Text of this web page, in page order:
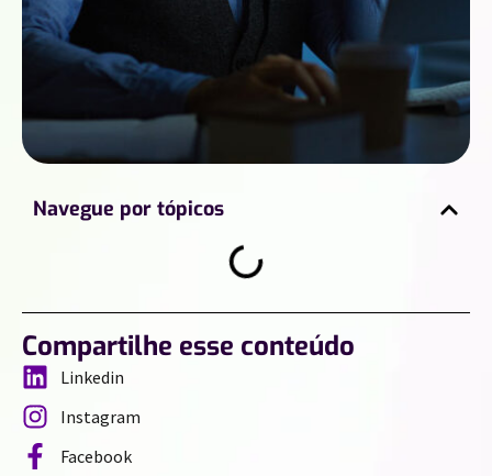
Navegue por tópicos
Compartilhe esse conteúdo
Linkedin
Instagram
Facebook